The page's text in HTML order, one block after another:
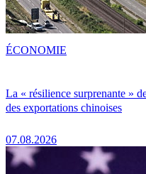
La « résilience surprenante »
des exportations chinoises
07.08.2026
ÉCONOMIE